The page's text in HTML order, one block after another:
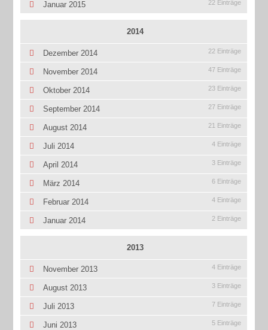
Januar 2015 22 Einträge
2014
Dezember 2014 22 Einträge
November 2014 47 Einträge
Oktober 2014 23 Einträge
September 2014 27 Einträge
August 2014 21 Einträge
Juli 2014 4 Einträge
April 2014 3 Einträge
März 2014 6 Einträge
Februar 2014 4 Einträge
Januar 2014 2 Einträge
2013
November 2013 4 Einträge
August 2013 3 Einträge
Juli 2013 7 Einträge
Juni 2013 5 Einträge